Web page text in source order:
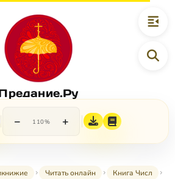
− 110% +
Читать онлайн
Книга Числ